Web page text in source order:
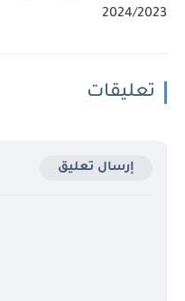
2024/2023
تعليقات
إرسال تعليق